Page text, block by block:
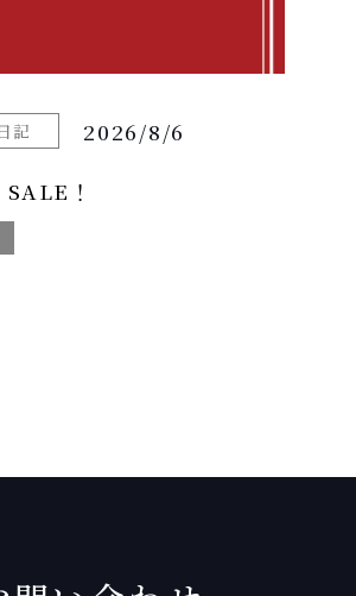
記 2026/8/6
！